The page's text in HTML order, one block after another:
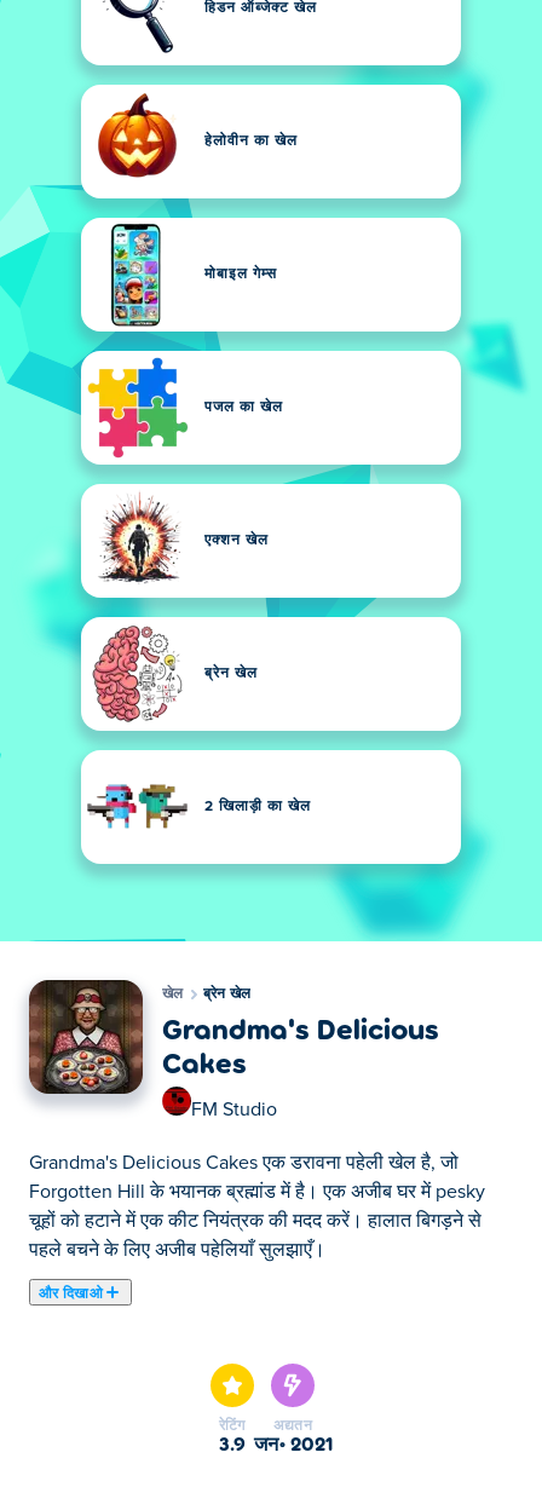
हिडन ऑब्जेक्ट खेल
हेलोवीन का खेल
मोबाइल गेम्स
पजल का खेल
एक्शन खेल
ब्रेन खेल
2 खिलाड़ी का खेल
खेल ब्रेन खेल
Grandma's Delicious
Cakes
FM Studio
Grandma's Delicious Cakes एक डरावना पहेली खेल है, जो
Forgotten Hill के भयानक ब्रह्मांड में है। एक अजीब घर में pesky
चूहों को हटाने में एक कीट नियंत्रक की मदद करें। हालात बिगड़ने से
पहले बचने के लिए अजीब पहेलियाँ सुलझाएँ।
और दिखाओ
रेटिंग
3.9
अद्यतन
जन॰ 2021